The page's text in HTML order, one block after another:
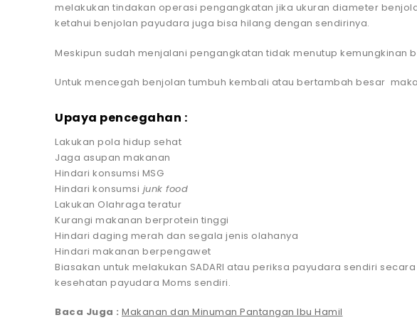
melakukan tindakan operasi pengangkatan jika ukuran diameter
ketahui benjolan payudara juga bisa hilang dengan sendirinya.
Meskipun sudah menjalani pengangkatan tidak menutup kemungkinan
Untuk mencegah benjolan tumbuh kembali atau bertambah besar
Upaya pencegahan :
Lakukan pola hidup sehat
Jaga asupan makanan
Hindari konsumsi MSG
Hindari konsumsi junk food
Lakukan Olahraga teratur
Kurangi makanan berprotein tinggi
Hindari daging merah dan segala jenis olahanya
Hindari makanan berpengawet
Biasakan untuk melakukan SADARI atau periksa payudara sendiri
kesehatan payudara Moms sendiri.
Baca Juga : Makanan dan Minuman Pantangan Ibu Hamil